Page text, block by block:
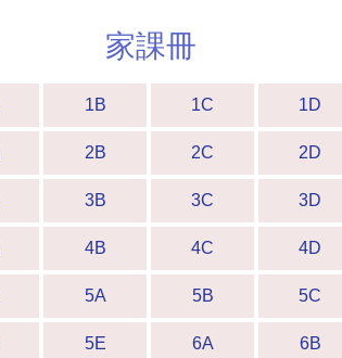
家課冊
1B 1C 1D
2B 2C 2D
3B 3C 3D
4B 4C 4D
5A 5B 5C
5E 6A 6B